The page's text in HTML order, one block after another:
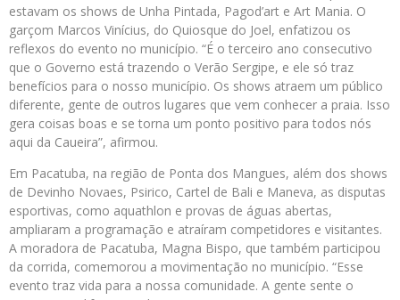
estavam os shows de Unha Pintada, Pagod’art e Art Mania. O
garçom Marcos Vinícius, do Quiosque do Joel, enfatizou os
reflexos do evento no município. “É o terceiro ano consecutivo
que o Governo está trazendo o Verão Sergipe, e ele só traz
benefícios para o nosso município. Os shows atraem um público
diferente, gente de outros lugares que vem conhecer a praia. Isso
gera coisas boas e se torna um ponto positivo para todos nós
aqui da Caueira”, afirmou.
Em Pacatuba, na região de Ponta dos Mangues, além dos shows
de Devinho Novaes, Psirico, Cartel de Bali e Maneva, as disputas
esportivas, como aquathlon e provas de águas abertas,
ampliaram a programação e atraíram competidores e visitantes.
A moradora de Pacatuba, Magna Bispo, que também participou
da corrida, comemorou a movimentação no município. “Esse
evento traz vida para a nossa comunidade. A gente sente o